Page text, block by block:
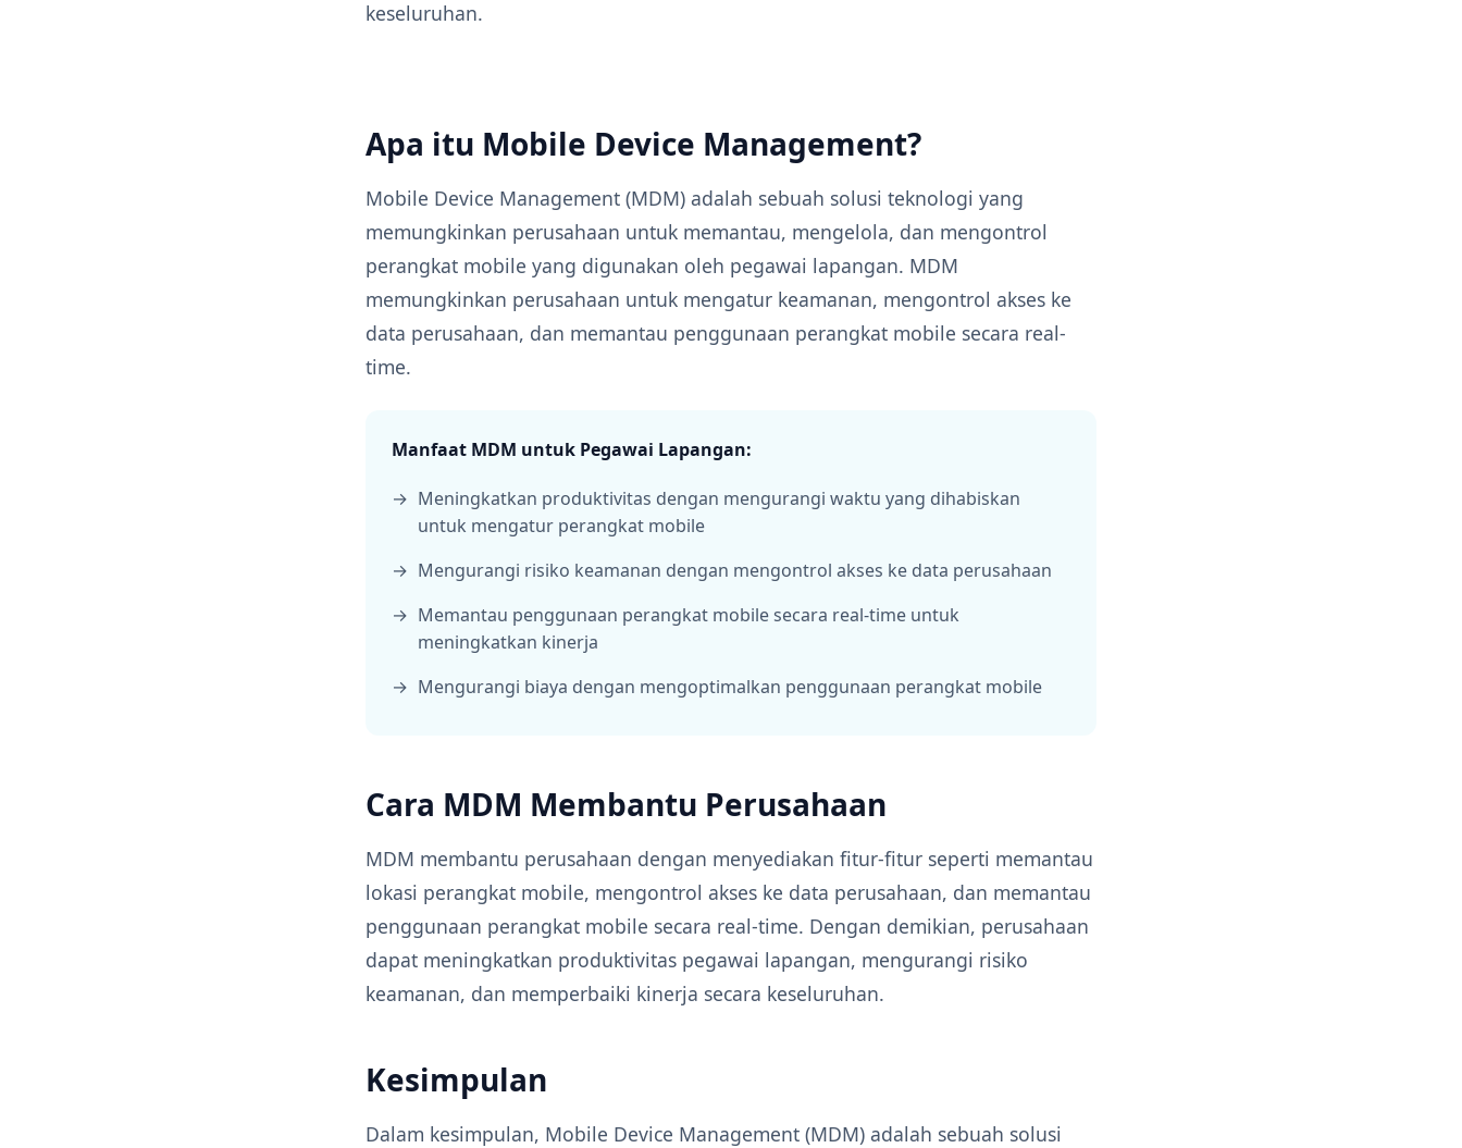
keseluruhan.
Apa itu Mobile Device Management?
Mobile Device Management (MDM) adalah sebuah solusi teknologi yang
memungkinkan perusahaan untuk memantau, mengelola, dan mengontrol
perangkat mobile yang digunakan oleh pegawai lapangan. MDM
memungkinkan perusahaan untuk mengatur keamanan, mengontrol akses ke
data perusahaan, dan memantau penggunaan perangkat mobile secara real-
time.
Manfaat MDM untuk Pegawai Lapangan:
Meningkatkan produktivitas dengan mengurangi waktu yang dihabiskan
untuk mengatur perangkat mobile
Mengurangi risiko keamanan dengan mengontrol akses ke data perusahaan
Memantau penggunaan perangkat mobile secara real-time untuk
meningkatkan kinerja
Mengurangi biaya dengan mengoptimalkan penggunaan perangkat mobile
Cara MDM Membantu Perusahaan
MDM membantu perusahaan dengan menyediakan fitur-fitur seperti memantau
lokasi perangkat mobile, mengontrol akses ke data perusahaan, dan memantau
penggunaan perangkat mobile secara real-time. Dengan demikian, perusahaan
dapat meningkatkan produktivitas pegawai lapangan, mengurangi risiko
keamanan, dan memperbaiki kinerja secara keseluruhan.
Kesimpulan
Dalam kesimpulan, Mobile Device Management (MDM) adalah sebuah solusi